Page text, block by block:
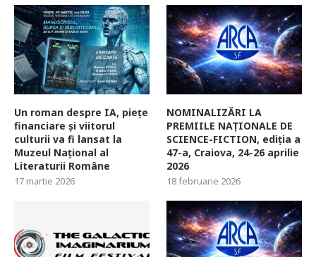
Un roman despre IA, piețe
financiare și viitorul
culturii va fi lansat la
Muzeul Național al
Literaturii Române
17 martie 2026
NOMINALIZĂRI LA
PREMIILE NAȚIONALE DE
SCIENCE-FICTION, ediția a
47-a, Craiova, 24-26 aprilie
2026
18 februarie 2026